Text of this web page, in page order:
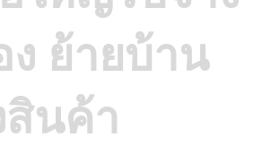
ย้ายบ้าน
นค้า